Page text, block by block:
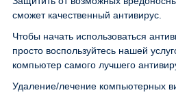
сможет качественный антивирус.
Чтобы начать использоваться
просто воспользуйтесь нашей
компьютер самого лучшего
Удаление/лечение компьютерных